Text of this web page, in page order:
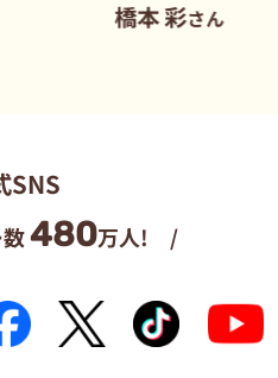
橋本 彩さん
SNS
480万人! /